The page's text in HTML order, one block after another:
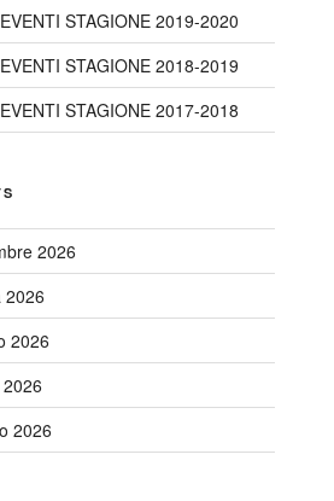
STAGIONE 2019-2020
STAGIONE 2018-2019
STAGIONE 2017-2018
2026
2026
2026
2026